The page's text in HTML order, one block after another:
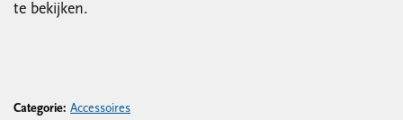
te bekijken.
Categorie: Accessoires